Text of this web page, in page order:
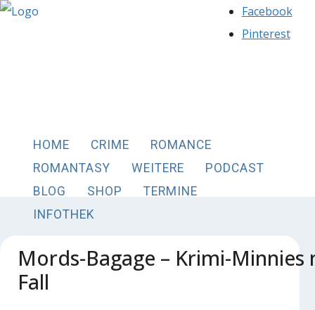
Facebook
Pinterest
HOME CRIME
ROMANCE
ROMANTASY
WEITERE
PODCAST
BLOG
SHOP
TERMINE
INFOTHEK
Mords-Bagage – Krimi-Minnies
Fall